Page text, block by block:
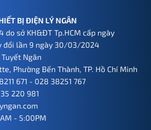
BỊ ĐIỆN LÝ NGÂN
do sở KH&ĐT Tp.HCM cấp ngày
lần 9 ngày 30/03/2024
Ngân
Phường Bến Thành, TP. Hồ Chí Minh
671 - 028 38251 767
220 981
- 5:00PM